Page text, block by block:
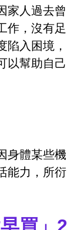
家人過去曾
作，沒有足
陷入困境，
以幫助自己
身體某些機
能力，所衍
買」2